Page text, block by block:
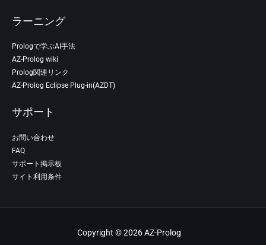
ラーニング
Prologで学ぶAI手法
AZ-Prolog wiki
Prolog関連リンク
AZ-Prolog Eclipse Plug-in(AZDT)
サポート
お問い合わせ
FAQ
サポート掲示板
サイト利用条件
Copyright © 2026 AZ-Prolog